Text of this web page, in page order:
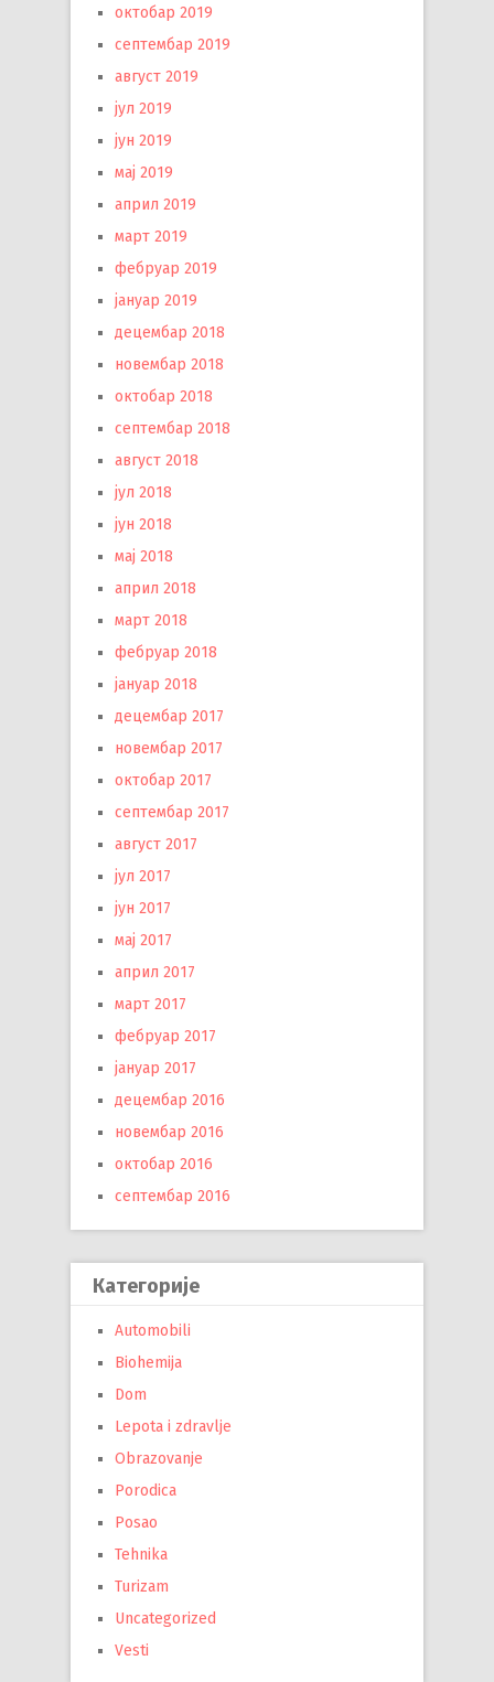
октобар 2019
септембар 2019
август 2019
јул 2019
јун 2019
мај 2019
април 2019
март 2019
фебруар 2019
јануар 2019
децембар 2018
новембар 2018
октобар 2018
септембар 2018
август 2018
јул 2018
јун 2018
мај 2018
април 2018
март 2018
фебруар 2018
јануар 2018
децембар 2017
новембар 2017
октобар 2017
септембар 2017
август 2017
јул 2017
јун 2017
мај 2017
април 2017
март 2017
фебруар 2017
јануар 2017
децембар 2016
новембар 2016
октобар 2016
септембар 2016
Категорије
Automobili
Biohemija
Dom
Lepota i zdravlje
Obrazovanje
Porodica
Posao
Tehnika
Turizam
Uncategorized
Vesti